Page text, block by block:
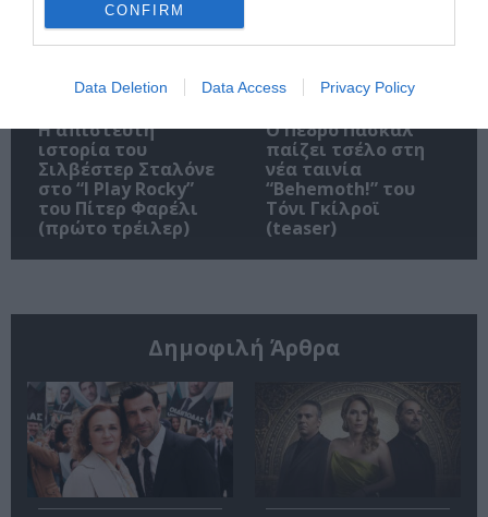
CONFIRM
Data Deletion Data Access Privacy Policy
Η απίστευτη
ιστορία του
Σιλβέστερ Σταλόνε
στο “I Play Rocky”
του Πίτερ Φαρέλι
(πρώτο τρέιλερ)
Ο Πέδρο Πασκάλ
παίζει τσέλο στη
νέα ταινία
“Behemoth!” του
Τόνι Γκίλροϊ
(teaser)
Δημοφιλή Άρθρα